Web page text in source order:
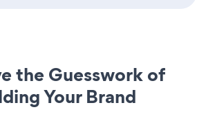
the Guesswork of
Your Brand